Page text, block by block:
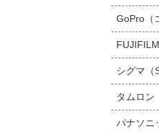
GoPro（
シグマ（
タムロン
パナソニ